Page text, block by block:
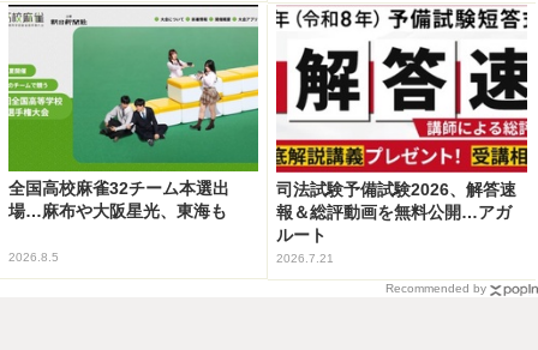
全国高校麻雀32チーム本選出
場…麻布や大阪星光、東海も
2026.8.5
司法試験予備試験2026、解答速
報＆総評動画を無料公開…アガ
ルート
2026.7.21
Recommended by